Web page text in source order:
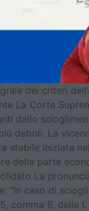
dei criteri
La Corte
dallo
deboli. La
iniziata
della parte
La
caso di
comma 6,